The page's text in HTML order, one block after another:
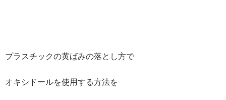
プラスチックの黄ばみの落とし方で
オキシドールを使用する方法を